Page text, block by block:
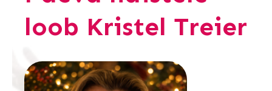
loob Kristel Treier